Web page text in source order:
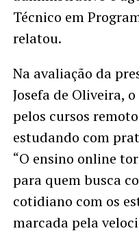
Técnico em
relatou.
Na avaliação da
Josefa de Oliveira,
pelos cursos
estudando com
“O ensino online
para quem busca
cotidiano com os
marcada pela